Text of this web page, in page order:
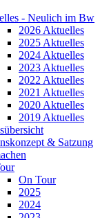
- Neulich im Bw
2026 Aktuelles
2025 Aktuelles
2024 Aktuelles
2023 Aktuelles
2022 Aktuelles
2021 Aktuelles
2020 Aktuelles
2019 Aktuelles
& Satzung
On Tour
2025
2024